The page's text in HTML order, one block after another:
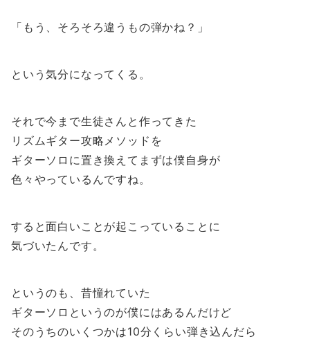
「もう、そろそろ違うもの弾かね？」
という気分になってくる。
それで今まで生徒さんと作ってきた
リズムギター攻略メソッドを
ギターソロに置き換えてまずは僕自身が
色々やっているんですね。
すると面白いことが起こっていることに
気づいたんです。
というのも、昔憧れていた
ギターソロというのが僕にはあるんだけど
そのうちのいくつかは10分くらい弾き込んだら